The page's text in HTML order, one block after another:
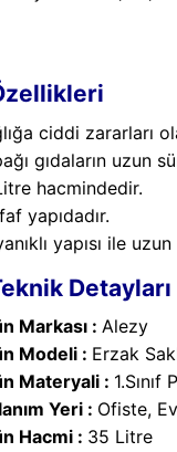
ciddi zararları
gıdaların uzun
hacmindedir.
yapıdadır.
yapısı ile
Detayları
Markası : Alezy
Modeli : Erzak
Materyali : 1.Sınıf
Yeri : Ofiste,
Hacmi : 35 Litre